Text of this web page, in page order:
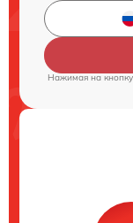
Нажимая на